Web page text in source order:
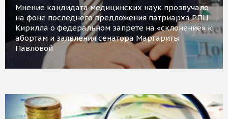
Мнение кандидата медицинских наук прозвучало
на фоне последнего предложения патриарха РПЦ
Кирилла о федеральном запрете на «склонение» к
абортам и заявления сенатора Маргариты
Павловой